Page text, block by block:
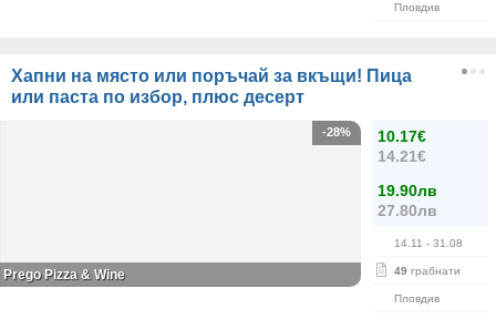
Пловдив
Хапни на място или поръчай за вкъщи! Пица
или паста по избор, плюс десерт
10.17€
14.21€
19.90лв
27.80лв
14.11 - 31.08
49 грабнати
Пловдив
-28%
Prego Pizza & Wine